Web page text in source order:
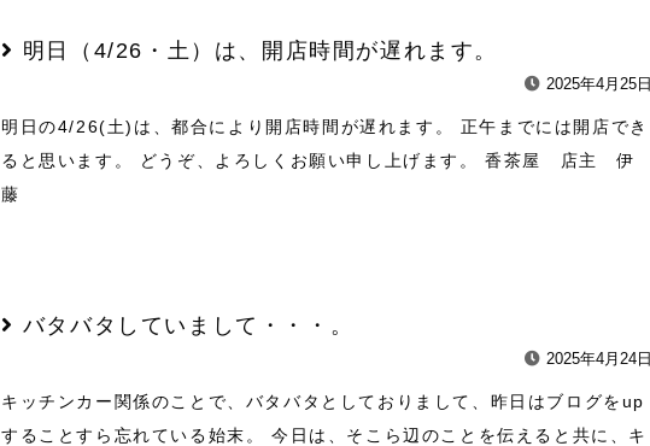
明日（4/26・土）は、開店時間が遅れます。
2025年4月25日
明日の4/26(土)は、都合により開店時間が遅れます。 正午までには開店でき
ると思います。 どうぞ、よろしくお願い申し上げます。 香茶屋 店主 伊
藤
バタバタしていまして・・・。
2025年4月24日
キッチンカー関係のことで、バタバタとしておりまして、昨日はブログをup
することすら忘れている始末。 今日は、そこら辺のことを伝えると共に、キ